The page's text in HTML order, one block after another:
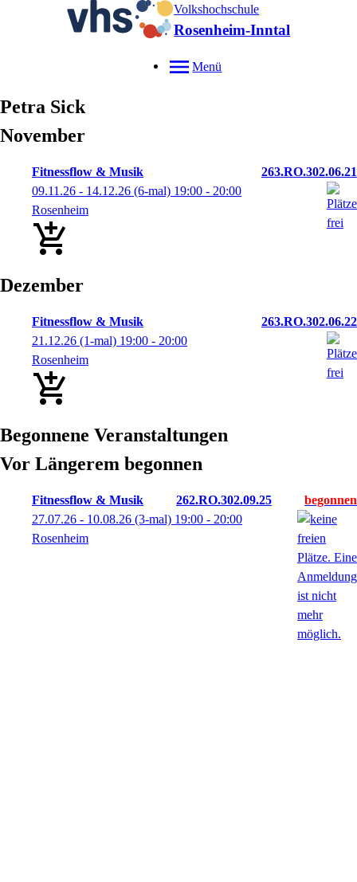
Volkshochschule
Rosenheim-Inntal
Menü
Petra Sick
November
Fitnessflow & Musik
263.RO.302.06.21
09.11.26 - 14.12.26 (6-mal) 19:00 - 20:00
Rosenheim
Dezember
Fitnessflow & Musik
263.RO.302.06.22
21.12.26 (1-mal) 19:00 - 20:00
Rosenheim
Begonnene Veranstaltungen
Vor Längerem begonnen
Fitnessflow & Musik
262.RO.302.09.25
27.07.26 - 10.08.26 (3-mal) 19:00 - 20:00
Rosenheim